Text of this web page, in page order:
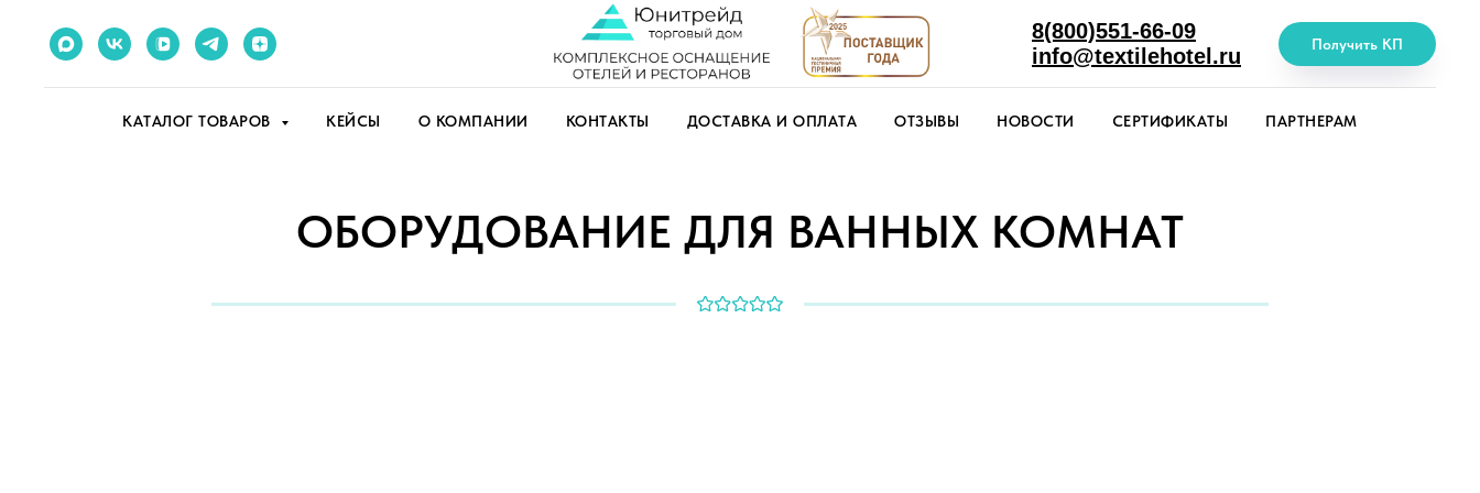
8(800)551-66-09
info@textilehotel.ru
Получить КП
КАТАЛОГ ТОВАРОВ КЕЙСЫ О КОМПАНИИ КОНТАКТЫ ДОСТАВКА И ОПЛАТА ОТЗЫВЫ НОВОСТИ СЕРТИФИКАТЫ ПАРТНЕРАМ
ОБОРУДОВАНИЕ ДЛЯ ВАННЫХ КОМНАТ